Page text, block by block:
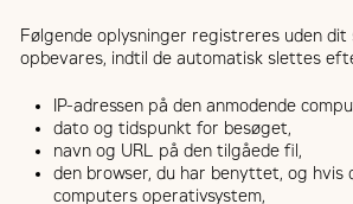
Følgende oplysninger registreres uden dit
opbevares, indtil de automatisk slettes
IP-adressen på den anmodende
dato og tidspunkt for besøget,
navn og URL på den tilgåede fil,
den browser, du har benyttet, og hvis
computers operativsystem,